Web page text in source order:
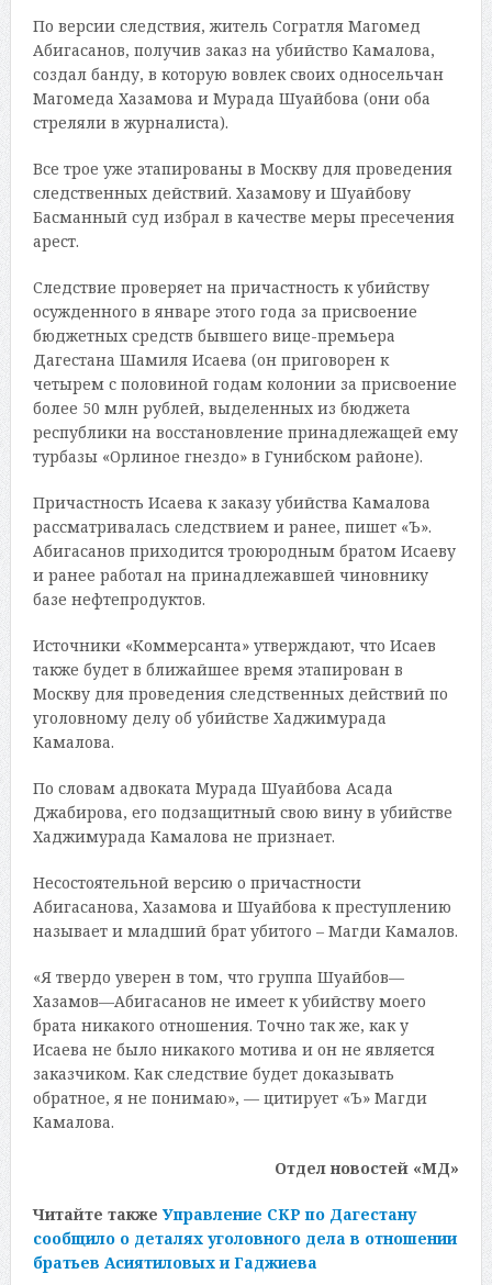
По версии следствия, житель Согратля Магомед
Абигасанов, получив заказ на убийство Камалова,
создал банду, в которую вовлек своих односельчан
Магомеда Хазамова и Мурада Шуайбова (они оба
стреляли в журналиста).
Все трое уже этапированы в Москву для проведения
следственных действий. Хазамову и Шуайбову
Басманный суд избрал в качестве меры пресечения
арест.
Следствие проверяет на причастность к убийству
осужденного в январе этого года за присвоение
бюджетных средств бывшего вице-премьера
Дагестана Шамиля Исаева (он приговорен к
четырем с половиной годам колонии за присвоение
более 50 млн рублей, выделенных из бюджета
республики на восстановление принадлежащей ему
турбазы «Орлиное гнездо» в Гунибском районе).
Причастность Исаева к заказу убийства Камалова
рассматривалась следствием и ранее, пишет «Ъ».
Абигасанов приходится троюродным братом Исаеву
и ранее работал на принадлежавшей чиновнику
базе нефтепродуктов.
Источники «Коммерсанта» утверждают, что Исаев
также будет в ближайшее время этапирован в
Москву для проведения следственных действий по
уголовному делу об убийстве Хаджимурада
Камалова.
По словам адвоката Мурада Шуайбова Асада
Джабирова, его подзащитный свою вину в убийстве
Хаджимурада Камалова не признает.
Несостоятельной версию о причастности
Абигасанова, Хазамова и Шуайбова к преступлению
называет и младший брат убитого – Магди Камалов.
«Я твердо уверен в том, что группа Шуайбов—
Хазамов—Абигасанов не имеет к убийству моего
брата никакого отношения. Точно так же, как у
Исаева не было никакого мотива и он не является
заказчиком. Как следствие будет доказывать
обратное, я не понимаю», — цитирует «Ъ» Магди
Камалова.
Отдел новостей «МД»
Читайте также Управление СКР по Дагестану
сообщило о деталях уголовного дела в отношении
братьев Асиятиловых и Гаджиева